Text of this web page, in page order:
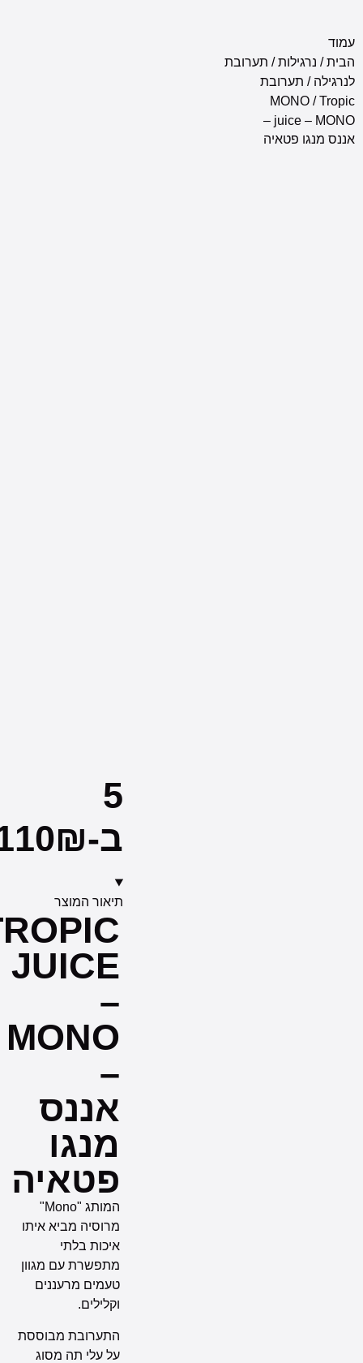
5
ב-110₪
תיאור המוצר
TROPIC
JUICE
–
MONO
–
אננס
מנגו
פטאיה
המותג "Mono"
מרוסיה מביא איתו
איכות בלתי
מתפשרת עם מגוון
טעמים מרעננים
וקלילים.
התערובת מבוססת
על עלי תה מסוג
/נרגילות/תערובת
/תערובת
MONO/
juice – MONO –
מנגו פטאיה